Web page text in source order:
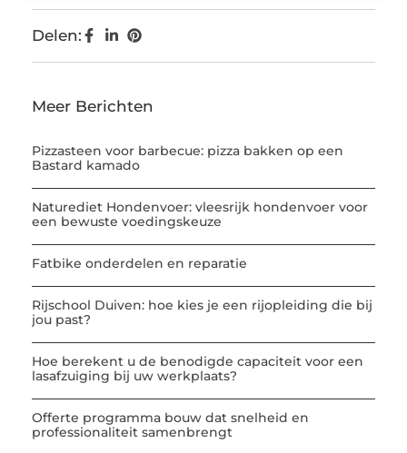
Delen:
Meer Berichten
Pizzasteen voor barbecue: pizza bakken op een
Bastard kamado
Naturediet Hondenvoer: vleesrijk hondenvoer voor
een bewuste voedingskeuze
Fatbike onderdelen en reparatie
Rijschool Duiven: hoe kies je een rijopleiding die bij
jou past?
Hoe berekent u de benodigde capaciteit voor een
lasafzuiging bij uw werkplaats?
Offerte programma bouw dat snelheid en
professionaliteit samenbrengt